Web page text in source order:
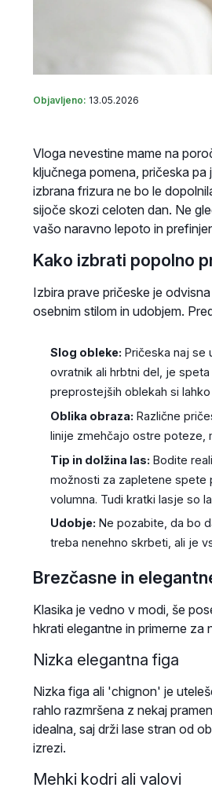
Objavljeno: 13.05.2026
Vloga nevestine mame na
ključnega pomena, pričeska
izbrana frizura ne bo le
sijoče skozi celoten dan. Ne
vašo naravno lepoto in
Kako izbrati popolno
Izbira prave pričeske je
osebnim stilom in udobjem.
Slog obleke: Pričeska naj se
ovratnik ali hrbtni del, je
preprostejših oblekah si
Oblika obraza: Različne
linije zmehčajo ostre poteze,
Tip in dolžina las: Bodite
možnosti za zapletene spete
volumna. Tudi kratki lasje so
Udobje: Ne pozabite, da bo
treba nenehno skrbeti, ali je
Brezčasne in
Klasika je vedno v modi, še
hkrati elegantne in primerne za
Nizka elegantna figa
Nizka figa ali 'chignon' je
rahlo razmršena z nekaj
idealna, saj drži lase stran od
izrezi.
Mehki kodri ali valovi